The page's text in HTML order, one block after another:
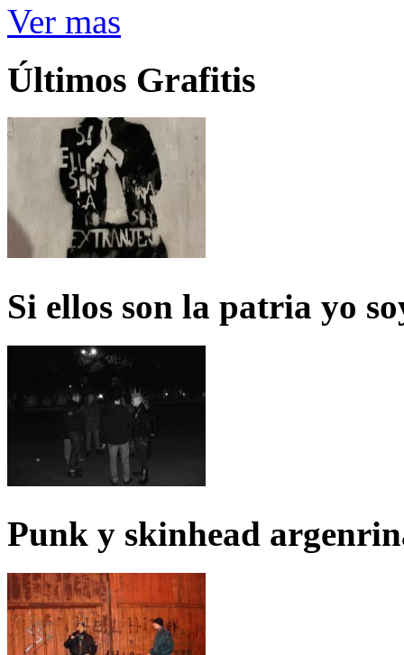
Ver mas
Últimos Grafitis
Si ellos son la patria yo
Punk y skinhead